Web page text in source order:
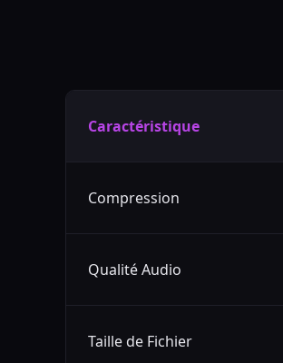
Caractéristique
Compression
Qualité Audio
Taille de Fichier